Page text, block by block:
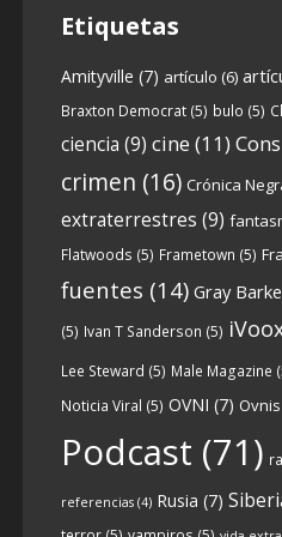
6 0
Crónicas
5 years ago
Descargar
https://
qanon-parte-1-
orígenes y desarrollo
de todas las...See more
Etiquetas
Amityville (7) artículo (6)
Braxton Democrat(5) bulo (5)
ciencia (9) cine (11)
crimen (16) Crónica
extraterrestres (9)
Flatwoods (5) Frametown (5)
fuentes (14) Gray
(5) Ivan T Sanderson (5)
Lee Steward (5) Male Magazine
Noticia Viral (5) OVNI (7) Ovnis
Podcast (71)
referencias(4) Rusia (7)